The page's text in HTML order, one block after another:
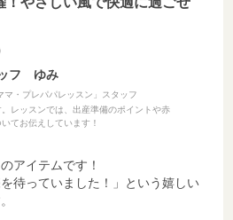
フ ゆみ
マ・プレパパレッスン」スタッフ
レッスンでは、出産準備のポイントや赤
てお伝えしています！
アイテムです！
待っていました！」という嬉しい